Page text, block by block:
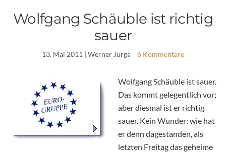
Wolfgang Schäuble ist richtig
sauer
13. Mai 2011 | Werner Jurga 6 Kommentare
Wolfgang Schäuble ist sauer.
Das kommt gelegentlich vor;
aber diesmal ist er richtig
sauer. Kein Wunder: wie hat
er denn dagestanden, als
letzten Freitag das geheime